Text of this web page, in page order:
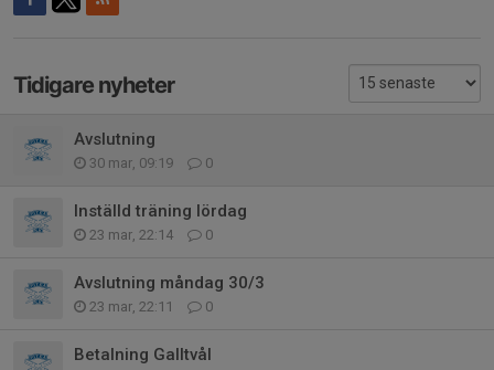
Tidigare nyheter
Avslutning
30 mar, 09:19 0
Inställd träning lördag
23 mar, 22:14 0
Avslutning måndag 30/3
23 mar, 22:11 0
Betalning Galltvål